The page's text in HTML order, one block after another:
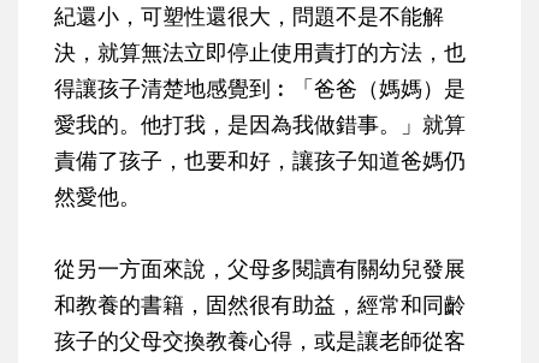
紀還小，可塑性還很大，問題不是不能解
決，就算無法立即停止使用責打的方法，也
得讓孩子清楚地感覺到︰「爸爸（媽媽）是
愛我的。他打我，是因為我做錯事。」就算
責備了孩子，也要和好，讓孩子知道爸媽仍
然愛他。
從另一方面來說，父母多閱讀有關幼兒發展
和教養的書籍，固然很有助益，經常和同齡
孩子的父母交換教養心得，或是讓老師從客